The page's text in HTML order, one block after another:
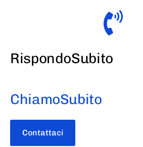
RispondoSubito
ChiamoSubito
Contattaci